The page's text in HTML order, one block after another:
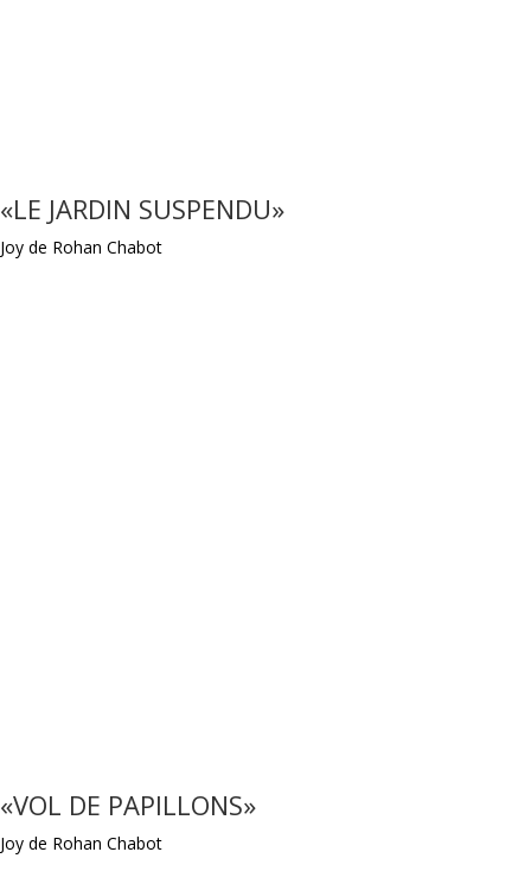
«LE JARDIN SUSPENDU»
Joy de Rohan Chabot
«VOL DE PAPILLONS»
Joy de Rohan Chabot